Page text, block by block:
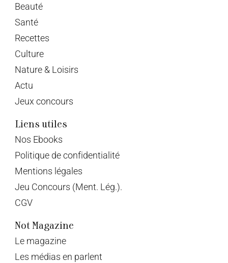
Beauté
Santé
Recettes
Culture
Nature & Loisirs
Actu
Jeux concours
Liens utiles
Nos Ebooks
Politique de confidentialité
Mentions légales
Jeu Concours (Ment. Lég.).
CGV
Not Magazine
Le magazine
Les médias en parlent